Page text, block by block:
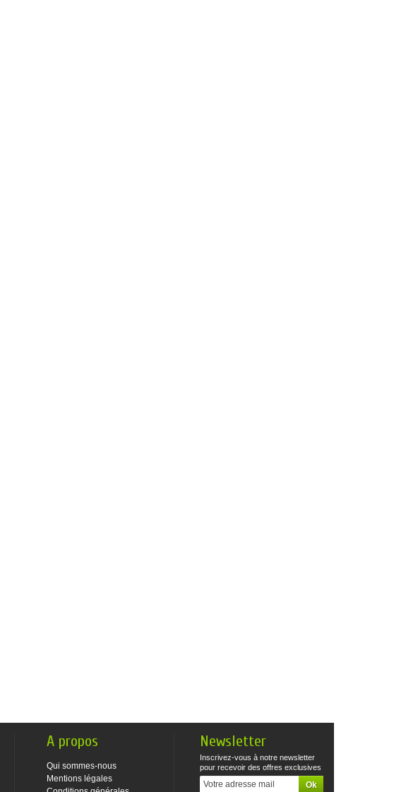
A propos
Qui sommes-nous
Mentions légales
Newsletter
Inscrivez-vous à notre newsletter
pour recevoir des offres exclusives